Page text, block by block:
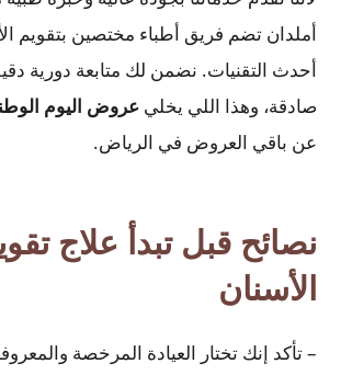
أملدان تضم فريق أطباء مختصين بتقويم
أحدث التقنيات. نضمن لك متابعة دورية
صادقة، وهذا اللي يخليعروض اليوم
عن باقي العروض في الرياض.
نصائح قبل تبدأ علاج
الأسنان
– تأكد إنك تختار العيادة المرخصة